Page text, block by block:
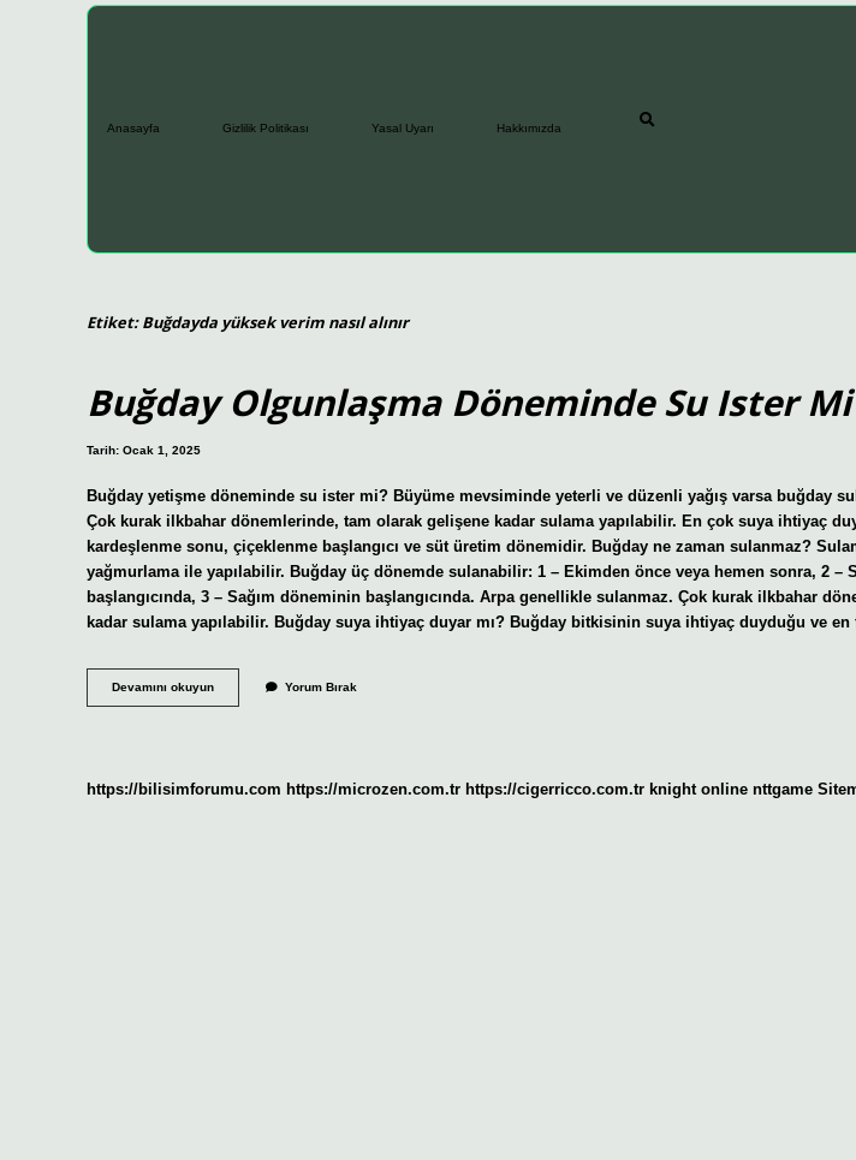
Anasayfa Gizlilik Politikası Yasal Uyarı Hakkımızda
Etiket:Buğdayda yüksek verim nasıl alınır
Buğday Olgunlaşma Döneminde Su Ister Mi
Tarih: Ocak 1, 2025
Buğday yetişme döneminde su ister mi? Büyüme mevsiminde yeterli ve düzenli yağış varsa buğday
Çok kurak ilkbahar dönemlerinde, tam olarak gelişene kadar sulama yapılabilir. En çok suya ihtiyaç
kardeşlenme sonu, çiçeklenme başlangıcı ve süt üretim dönemidir. Buğday ne zaman sulanmaz?
yağmurlama ile yapılabilir. Buğday üç dönemde sulanabilir: 1 – Ekimden önce veya hemen sonra, 2 –
başlangıcında, 3 – Sağım döneminin başlangıcında. Arpa genellikle sulanmaz. Çok kurak ilkbahar
kadar sulama yapılabilir. Buğday suya ihtiyaç duyar mı? Buğday bitkisinin suya ihtiyaç duyduğu ve
Devamını okuyunBuğday
Olgunlaşma
Yorum Bırak
https://bilisimforumu.com https://microzen.com.tr https://cigerricco.com.tr knight online nttgame